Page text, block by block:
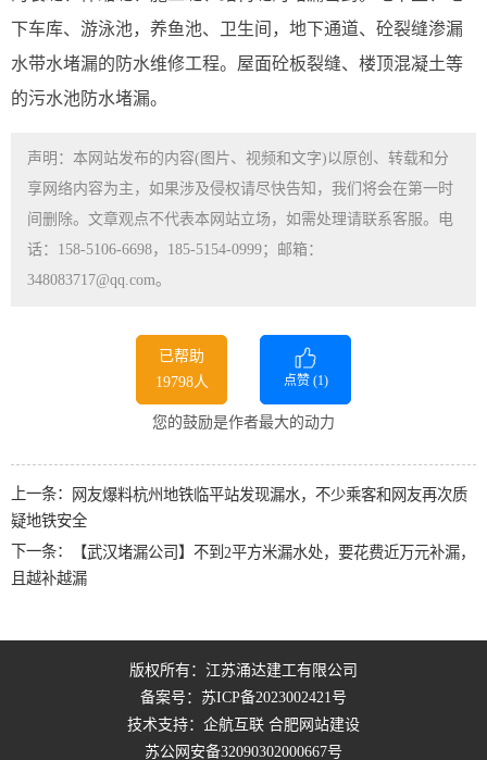
下车库、游泳池，养鱼池、卫生间，地下通道、砼裂缝渗漏
水带水堵漏的防水维修工程。屋面砼板裂缝、楼顶混凝土等
的污水池防水堵漏。
声明：本网站发布的内容(图片、视频和文字)以原创、转载和分
享网络内容为主，如果涉及侵权请尽快告知，我们将会在第一时
间删除。文章观点不代表本网站立场，如需处理请联系客服。电
话：158-5106-6698，185-5154-0999；邮箱：
348083717@qq.com。
已帮助
19798人
点赞 (1)
您的鼓励是作者最大的动力
上一条：
网友爆料杭州地铁临平站发现漏水，不少乘客和网友再次质
疑地铁安全
下一条：
【武汉堵漏公司】不到2平方米漏水处，要花费近万元补漏，
且越补越漏
版权所有：江苏涌达建工有限公司
备案号： 苏ICP备2023002421号
技术支持：企航互联 合肥网站建设
苏公网安备32090302000667号